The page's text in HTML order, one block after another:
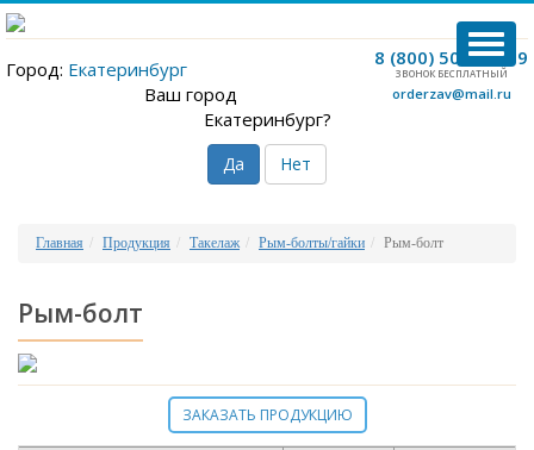
8 (800) 500-12-09
ЗВОНОК БЕСПЛАТНЫЙ
orderzav@mail.ru
Город: Екатеринбург
Ваш город
Екатеринбург?
Да Нет
Главная Продукция Такелаж Рым-болты/гайки Рым-болт
Рым-болт
ЗАКАЗАТЬ ПРОДУКЦИЮ